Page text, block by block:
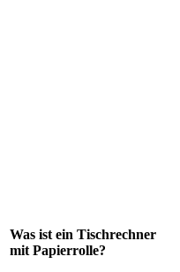
Was ist ein Tischrechner
mit Papierrolle?